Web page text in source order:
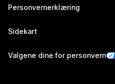
Personvernerklæring
Sidekart
Valgene dine for personvern